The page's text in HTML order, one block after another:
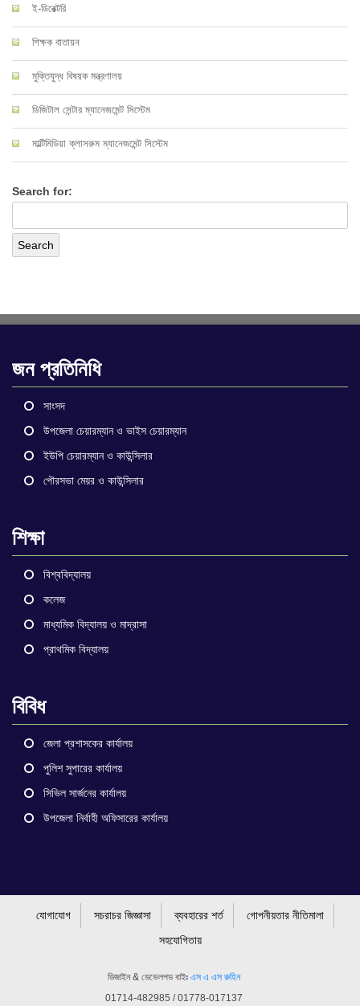
ই-ডিরেক্টরি
শিক্ষক বাতায়ন
মুক্তিযুদ্ধ বিষয়ক মন্ত্রণালয়
ডিজিটাল সেন্টার ম্যানেজমেন্ট সিস্টেম
মাল্টিমিডিয়া ক্লাসরুম ম্যানেজমেন্ট সিস্টেম
Search for:
জন প্রতিনিধি
সাংসদ
উপজেলা চেয়ারম্যান ও ভাইস চেয়ারম্যান
ইউপি চেয়ারম্যান ও কাউন্সিলার
পৌরসভা মেয়র ও কাউন্সিলার
শিক্ষা
বিশ্ববিদ্যালয়
কলেজ
মাধ্যমিক বিদ্যালয় ও মাদ্রাসা
প্রাথমিক বিদ্যালয়
বিবিধ
জেলা প্রশাসকের কার্যালয়
পুলিশ সুপারের কার্যালয়
সিভিল সার্জনের কার্যালয়
উপজেলা নির্বাহী অফিসারের কার্যালয়
যোগাযোগ সচরাচর জিজ্ঞাসা ব্যবহারের শর্ত
গোপনীয়তার নীতিমালা
সহযোগিতায়
ডিজাইন & ডেভেলপড বাইঃ এস এ এস রুহিন
01714-482985 / 01778-017137